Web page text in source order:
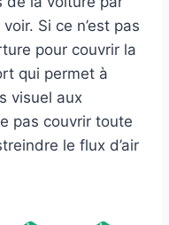
Si ce n’est pas
pour couvrir la
qui permet à
visuel aux
pas couvrir toute
le flux d’air